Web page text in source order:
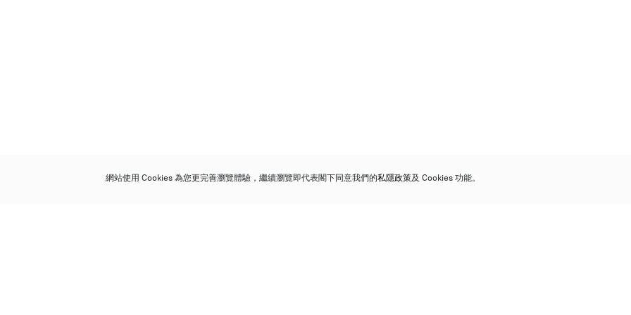
網站使用 Cookies 為您更完善瀏覽體驗，繼續瀏覽即代表閣下同意我們的私隱政策及 Cookies 功能。